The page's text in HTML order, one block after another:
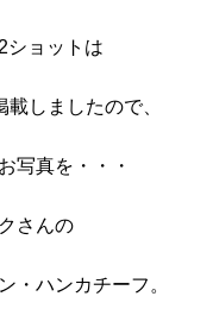
ショットは
載しましたので、
写真を・・・
さんの
・ハンカチーフ。